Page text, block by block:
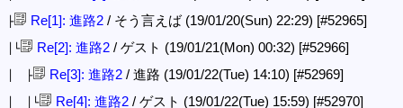
├ Re[1]: 進路2 / そう言えば (19/01/20(Sun) 22:29) [#52965]
│└ Re[2]: 進路2 / ゲスト (19/01/21(Mon) 00:32) [#52966]
│ ├ Re[3]: 進路2 / 進路 (19/01/22(Tue) 14:10) [#52969]
│ │└ Re[4]: 進路2 / ゲスト (19/01/22(Tue) 15:59) [#52970]